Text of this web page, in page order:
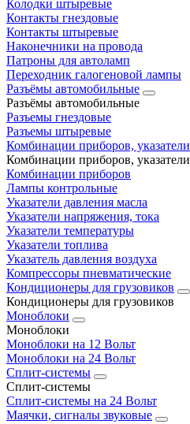
Колодки штыревые
Контакты гнездовые
Контакты штыревые
Наконечники на провода
Патроны для автоламп
Переходник галогеновой лампы
Разъёмы автомобильные
Разъёмы автомобильные
Разъемы гнездовые
Разъемы штыревые
Комбинации приборов, указатели
Комбинации приборов, указатели
Комбинации приборов
Лампы контрольные
Указатели давления масла
Указатели напряжения, тока
Указатели температуры
Указатели топлива
Указатель давления воздуха
Компрессоры пневматические
Кондиционеры для грузовиков
Кондиционеры для грузовиков
Моноблоки
Моноблоки
Моноблоки на 12 Вольт
Моноблоки на 24 Вольт
Сплит-системы
Сплит-системы
Сплит‑системы на 24 Вольт
Маячки, сигналы звуковые